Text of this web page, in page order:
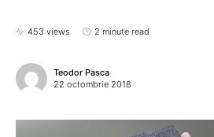
453 views 2 minute read
Teodor Pasca
22 octombrie 2018